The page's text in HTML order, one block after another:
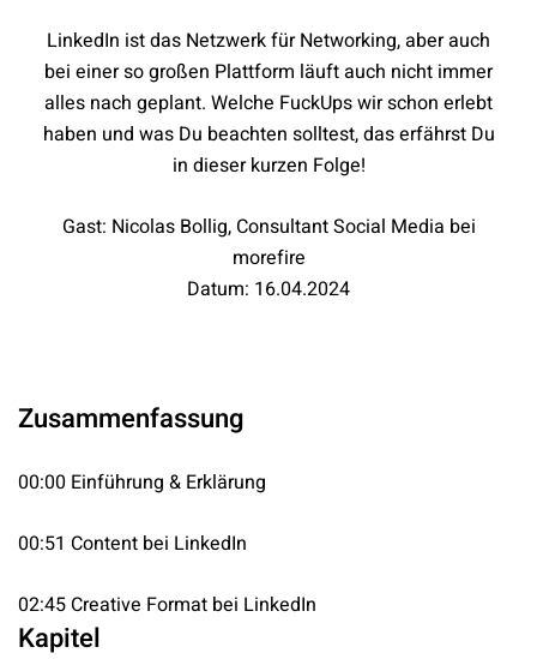
LinkedIn ist das Netzwerk für Networking, aber auch
bei einer so großen Plattform läuft auch nicht immer
alles nach geplant. Welche FuckUps wir schon erlebt
haben und was Du beachten solltest, das erfährst Du
in dieser kurzen Folge!
Gast: Nicolas Bollig, Consultant Social Media bei
morefire
Datum: 16.04.2024
Zusammenfassung
00:00 Einführung & Erklärung
00:51 Content bei LinkedIn
02:45 Creative Format bei LinkedIn
Kapitel